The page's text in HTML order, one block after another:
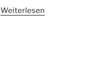
Weiterlesen